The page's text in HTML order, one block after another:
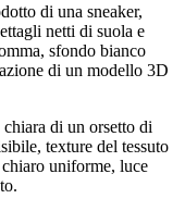
di una sneaker,
netti di suola e
sfondo bianco
di un modello 3D
di un orsetto di
texture del tessuto
uniforme, luce